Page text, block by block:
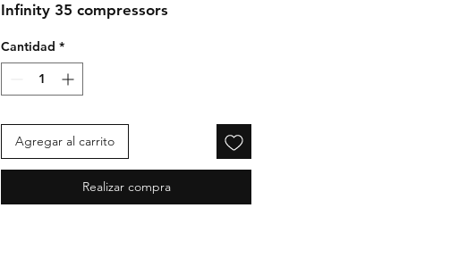
Infinity 35 compressors
Cantidad *
Agregar al carrito
Realizar compra